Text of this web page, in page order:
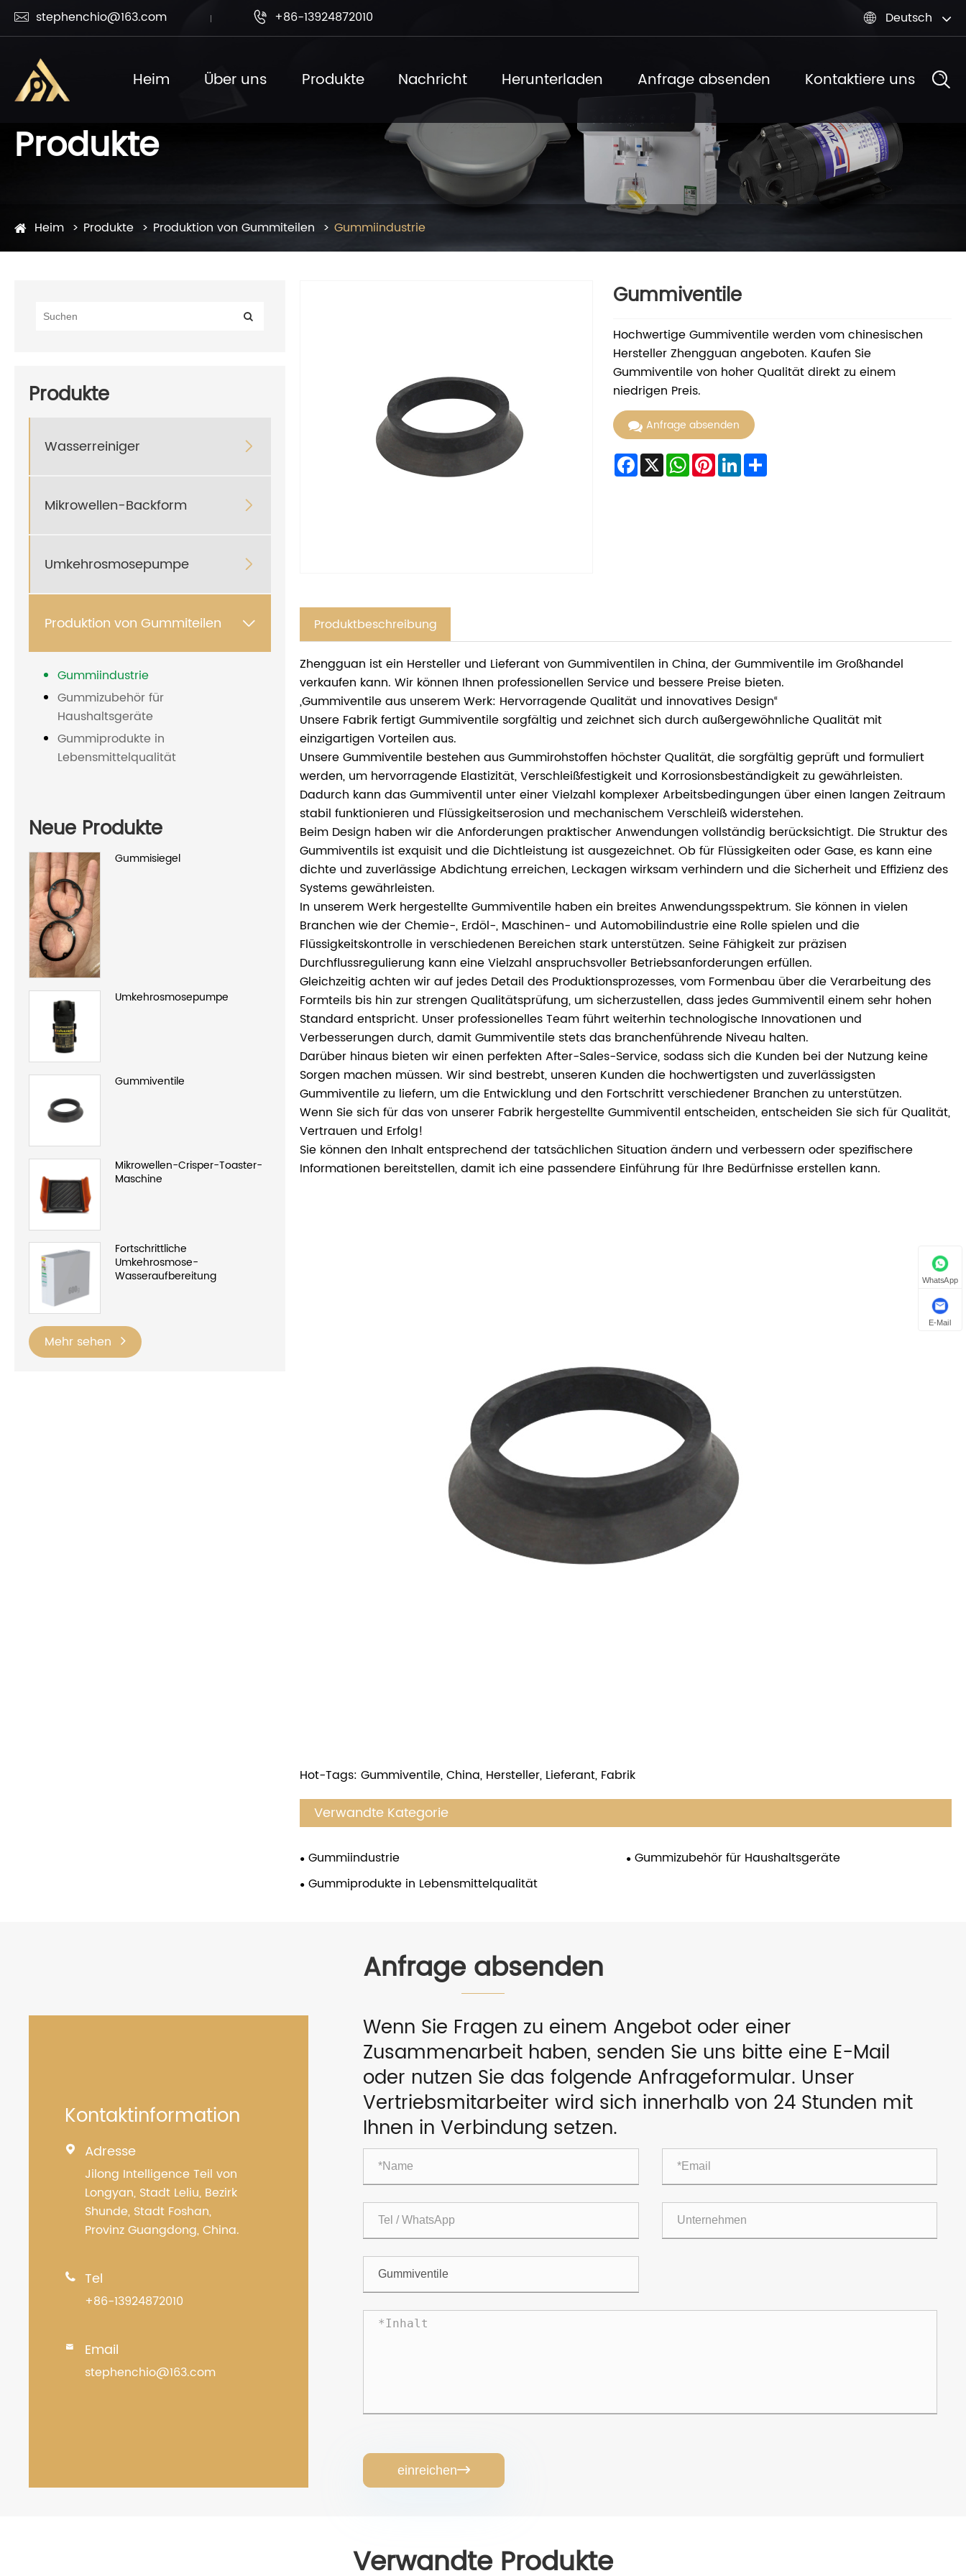
 stephenchio@163.com  +86-13924872010  Deutsch
Heim Über uns Produkte Nachricht Herunterladen Anfrage absenden Kontaktiere uns
Produkte
Heim Produkte Produktion von Gummiteilen Gummiindustrie
Produkte
Wasserreiniger 
Mikrowellen-Backform 
Umkehrosmosepumpe 
Produktion von Gummiteilen 
Gummiindustrie
Gummizubehör für
Haushaltsgeräte
Gummiprodukte in
Lebensmittelqualität
Neue Produkte
Gummisiegel
Umkehrosmosepumpe
Gummiventile
Mikrowellen-Crisper-Toaster-
Maschine
Fortschrittliche
Umkehrosmose-
Wasseraufbereitung
Mehr sehen
Gummiventile
Hochwertige Gummiventile werden vom chinesischen
Hersteller Zhengguan angeboten. Kaufen Sie
Gummiventile von hoher Qualität direkt zu einem
niedrigen Preis.
Anfrage absenden
Facebook
X WhatsApp
Pinterest
LinkedInShare
Produktbeschreibung
Zhengguan ist ein Hersteller und Lieferant von Gummiventilen in China, der Gummiventile im Großhandel
verkaufen kann. Wir können Ihnen professionellen Service und bessere Preise bieten.
„Gummiventile aus unserem Werk: Hervorragende Qualität und innovatives Design“
Unsere Fabrik fertigt Gummiventile sorgfältig und zeichnet sich durch außergewöhnliche Qualität mit
einzigartigen Vorteilen aus.
Unsere Gummiventile bestehen aus Gummirohstoffen höchster Qualität, die sorgfältig geprüft und formuliert
werden, um hervorragende Elastizität, Verschleißfestigkeit und Korrosionsbeständigkeit zu gewährleisten.
Dadurch kann das Gummiventil unter einer Vielzahl komplexer Arbeitsbedingungen über einen langen Zeitraum
stabil funktionieren und Flüssigkeitserosion und mechanischem Verschleiß widerstehen.
Beim Design haben wir die Anforderungen praktischer Anwendungen vollständig berücksichtigt. Die Struktur des
Gummiventils ist exquisit und die Dichtleistung ist ausgezeichnet. Ob für Flüssigkeiten oder Gase, es kann eine
dichte und zuverlässige Abdichtung erreichen, Leckagen wirksam verhindern und die Sicherheit und Effizienz des
Systems gewährleisten.
In unserem Werk hergestellte Gummiventile haben ein breites Anwendungsspektrum. Sie können in vielen
Branchen wie der Chemie-, Erdöl-, Maschinen- und Automobilindustrie eine Rolle spielen und die
Flüssigkeitskontrolle in verschiedenen Bereichen stark unterstützen. Seine Fähigkeit zur präzisen
Durchflussregulierung kann eine Vielzahl anspruchsvoller Betriebsanforderungen erfüllen.
Gleichzeitig achten wir auf jedes Detail des Produktionsprozesses, vom Formenbau über die Verarbeitung des
Formteils bis hin zur strengen Qualitätsprüfung, um sicherzustellen, dass jedes Gummiventil einem sehr hohen
Standard entspricht. Unser professionelles Team führt weiterhin technologische Innovationen und
Verbesserungen durch, damit Gummiventile stets das branchenführende Niveau halten.
Darüber hinaus bieten wir einen perfekten After-Sales-Service, sodass sich die Kunden bei der Nutzung keine
Sorgen machen müssen. Wir sind bestrebt, unseren Kunden die hochwertigsten und zuverlässigsten
Gummiventile zu liefern, um die Entwicklung und den Fortschritt verschiedener Branchen zu unterstützen.
Wenn Sie sich für das von unserer Fabrik hergestellte Gummiventil entscheiden, entscheiden Sie sich für Qualität,
Vertrauen und Erfolg!
Sie können den Inhalt entsprechend der tatsächlichen Situation ändern und verbessern oder spezifischere
Informationen bereitstellen, damit ich eine passendere Einführung für Ihre Bedürfnisse erstellen kann.
Hot-Tags: Gummiventile, China, Hersteller, Lieferant, Fabrik
Verwandte Kategorie
Gummiindustrie
Gummizubehör für Haushaltsgeräte
Gummiprodukte in Lebensmittelqualität
Anfrage absenden
Kontaktinformation
 Adresse
Jilong Intelligence Teil von
Longyan, Stadt Leliu, Bezirk
Shunde, Stadt Foshan,
Provinz Guangdong, China.
 Tel
+86-13924872010
 Email
stephenchio@163.com
Wenn Sie Fragen zu einem Angebot oder einer
Zusammenarbeit haben, senden Sie uns bitte eine E-Mail
oder nutzen Sie das folgende Anfrageformular. Unser
Vertriebsmitarbeiter wird sich innerhalb von 24 Stunden mit
Ihnen in Verbindung setzen.
einreichen
Verwandte Produkte
WhatsApp
E-Mail